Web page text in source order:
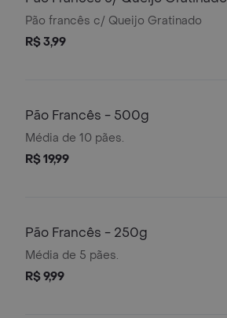
Pão francês c/ Queijo Gratinado
R$ 3,99
Pão Francês - 500g
Média de 10 pães.
R$ 19,99
Pão Francês - 250g
Média de 5 pães.
R$ 9,99